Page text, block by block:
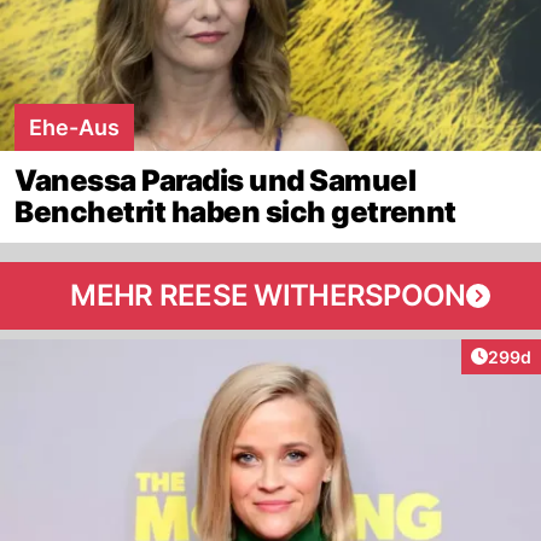
Ehe-Aus
Vanessa Paradis und Samuel
Benchetrit haben sich getrennt
MEHR REESE WITHERSPOON
299d